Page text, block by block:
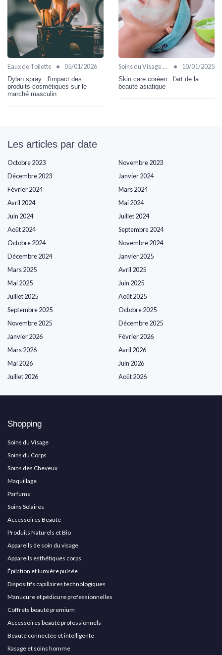
Eaux de Toilette • 05/01/2026
Dylan spray : l'impact des
produits cosmétiques sur le
marché masculin
Soins du Visage Bio • 10/01/2025
Skin care coréen : l'art de la
beauté asiatique
Les articles par date
Octobre 2023
Novembre 2023
Décembre 2023
Janvier 2024
Février 2024
Mars 2024
Avril 2024
Mai 2024
Juin 2024
Juillet 2024
Août 2024
Septembre 2024
Octobre 2024
Novembre 2024
Décembre 2024
Janvier 2025
Mars 2025
Avril 2025
Mai 2025
Juin 2025
Juillet 2025
Août 2025
Septembre 2025
Octobre 2025
Novembre 2025
Décembre 2025
Janvier 2026
Février 2026
Mars 2026
Avril 2026
Mai 2026
Juin 2026
Juillet 2026
Août 2026
Shopping
Soins du Visage
Soins du Corps
Soins des Cheveux
Maquillage
Parfums
Soins Solaires
Accessoires Beauté
Produits Naturels et Bio
Appareils de soin du visage
Appareils esthétiques corps
Épilation et lumière pulsée
Dispositifs capillaires technologiques
Manucure et pédicure professionnelles
Coffrets beauté premium
Accessoires beauté professionnels
Beauté connectée et intelligente
Rasage et soins homme